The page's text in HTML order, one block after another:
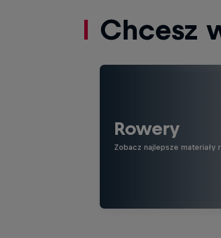
Chcesz
Rowery
Zobacz najlepsze materiały